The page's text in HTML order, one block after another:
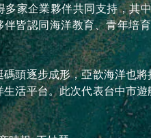
多家企業夥伴共同支持，其
伴皆認同海洋教育、青年培
頭逐步成形，亞歆海洋也
活平台。此次代表台中市